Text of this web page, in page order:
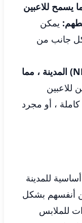
يسمح للاعبين
يمكن
كل جانب من
تملأ الشخصيات غير اللاعبين (NPCS) المدينة ، مما
للاعبين
، أو مجرد
للمدينة
أنفسهم بشكل
للملابس